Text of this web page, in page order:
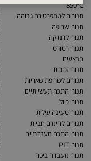
850°C
תנורים לטמפרטורה גבוהה
תנורי שריפה
תנורי קרמיקה
תנורי רטורט
מבצעים
תנורי זכוכית
תנורים לשריפת שאריות
תנורי התכה תעשייתיים
תנורי כיול
תנורי טעינה עילית
תנורים לחימום חביות
תנורי התכה מעבדתיים
תנורי PIT
תנורי מעבדה ביפה